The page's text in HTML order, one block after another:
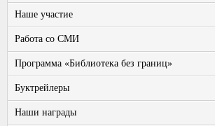
Наше участие
Работа со СМИ
Программа «Библиотека без границ»
Буктрейлеры
Наши награды